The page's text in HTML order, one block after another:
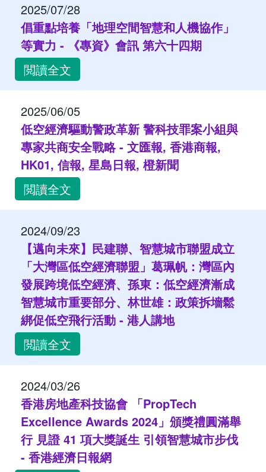
2025/07/28
倡重點培養「地理空間智慧和人機協作」
等實力 - 《專資》會訊 第六十四期
閲讀全文
2025/06/05
低空經濟驅動警政革新 警科技罪案小組與
專家共商安全戰略 - 文匯報, 香港商報,
HK01, 信報, 星島日報, 橙新聞
閲讀全文
2024/09/23
【邁向未來】民建聯、智慧城市聯盟成立
「大灣區低空經濟聯盟」葛珮帆：灣區內
發展跨境低空經濟、孫東：低空經濟漸成
智慧城市重要部分、林世雄：政策拆墻鬆
綁促低空飛行活動 - 港人講地
閲讀全文
2024/03/26
香港房地產科技協會 「PropTech
Excellence Awards 2024」頒獎禮圓滿舉
行 見證 41 項大獎誕生 引領智慧城市步伐
- 香港經濟日報網